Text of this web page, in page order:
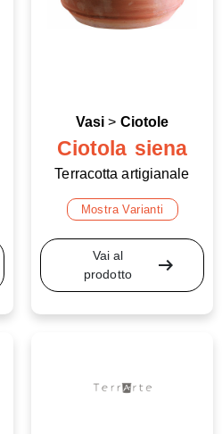
Vasi > Ciotole
Ciotola siena
Terracotta artigianale
Mostra Varianti
Vai al
prodotto
arrow_right_alt